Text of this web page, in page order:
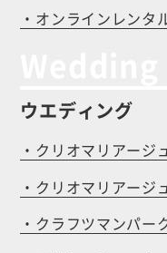
・オンラインレンタ
ウエディング
・クリオマリアージュ
・クリオマリアージ
・クラフツマンパー